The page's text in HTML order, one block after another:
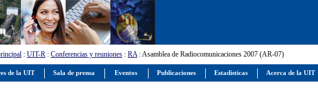
: UIT-R : Conferencias y reuniones : RA: Asamblea de Radiocomunicaciones 2007 (AR-07)
de la UIT Sala de prensa Eventos Publicaciones Estadísticas Acerca de la UIT